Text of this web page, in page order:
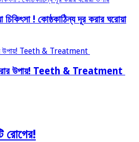
চিকিৎসা ! কোষ্ঠকাঠিন্য দূর করার ঘরোয়া
করার উপায়! Teeth & Treatment
রোগের!